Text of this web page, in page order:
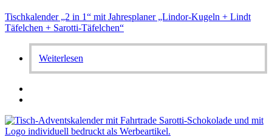
Tischkalender „2 in 1“ mit Jahresplaner „Lindor-Kugeln + Lindt
Täfelchen + Sarotti-Täfelchen“
Weiterlesen